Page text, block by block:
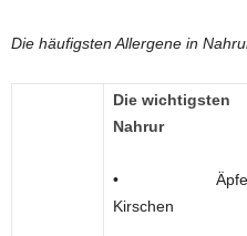
Die häufigsten Allergene in
Die wichtigsten
Nahrur
• Äpfel
Kirschen